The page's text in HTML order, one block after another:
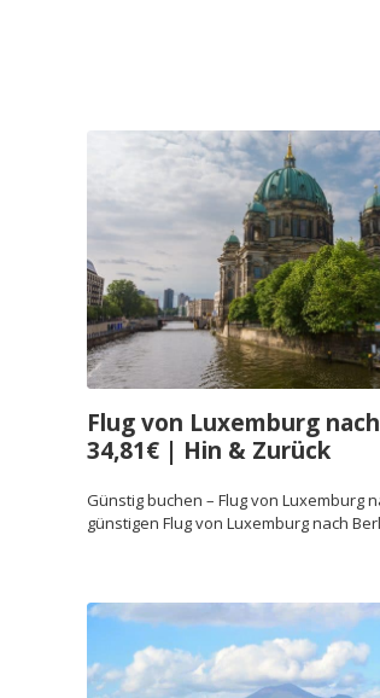
Flug von Luxemburg
34,81€ | Hin & Zurück
Günstig buchen – Flug von Luxemburg
günstigen Flug von Luxemburg nach